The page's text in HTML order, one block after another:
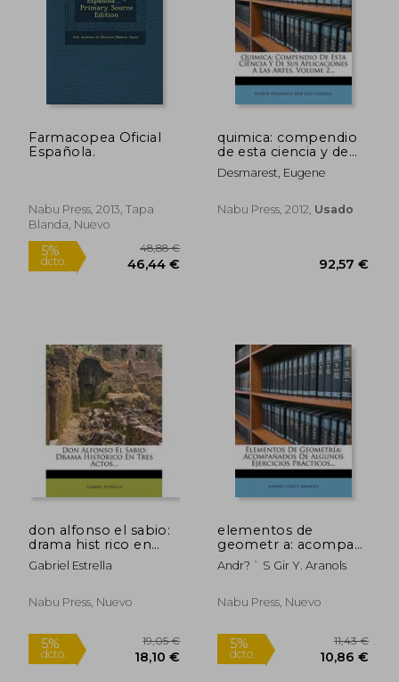
5%
dcto.
17,75 €
16,86 €
5%
dcto.
Farmacopea Oficial
Española.
Nabu Press, 2013, Tapa
Blanda, Nuevo
quimica: compendio
de esta ciencia y de
sus aplicaciones a las
artes, volume 2...
Desmarest, Eugene
Nabu Press, 2012, Usado
don alfonso el sabio:
drama hist rico en
tres actos...
Gabriel Estrella
Nabu Press, Nuevo
elementos de
geometr a: acompa
ados de algunos
ejercicios pr cticos...
Andr? ` S Gir Y. Aranols
Nabu Press, Nuevo